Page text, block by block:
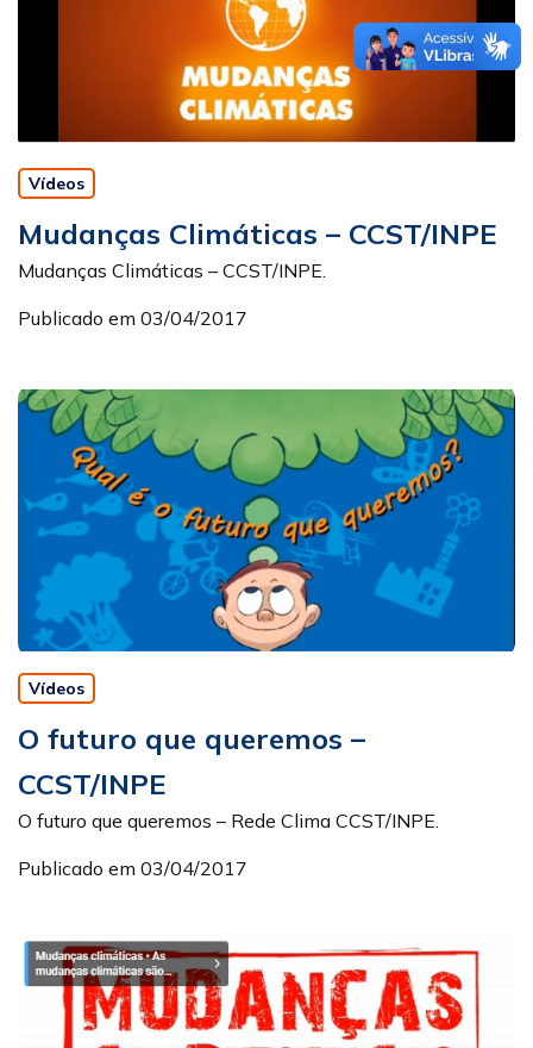
Vídeos
Mudanças Climáticas – CCST/INPE
Mudanças Climáticas – CCST/INPE.
Publicado em 03/04/2017
Vídeos
O futuro que queremos –
CCST/INPE
O futuro que queremos – Rede Clima CCST/INPE.
Publicado em 03/04/2017